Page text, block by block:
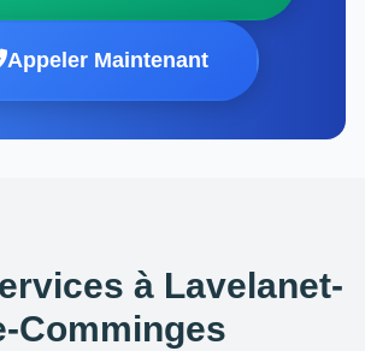
Appeler Maintenant
à Lavelanet-
Comminges